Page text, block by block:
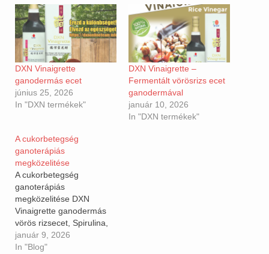
DXN Vinaigrette
ganodermás ecet
június 25, 2026
In "DXN termékek"
DXN Vinaigrette –
Fermentált vörösrizs ecet
ganodermával
január 10, 2026
In "DXN termékek"
A cukorbetegség
ganoterápiás
megközelitése
A cukorbetegség
ganoterápiás
megközelitése DXN
Vinaigrette ganodermás
vörös rizsecet, Spirulina,
Ganoderma, Cordyceps,
Mandulagomba/Agaricus
január 9, 2026
In "Blog"